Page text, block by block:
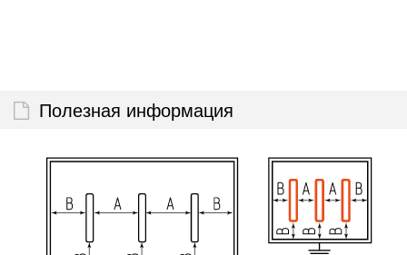
Полезная информация